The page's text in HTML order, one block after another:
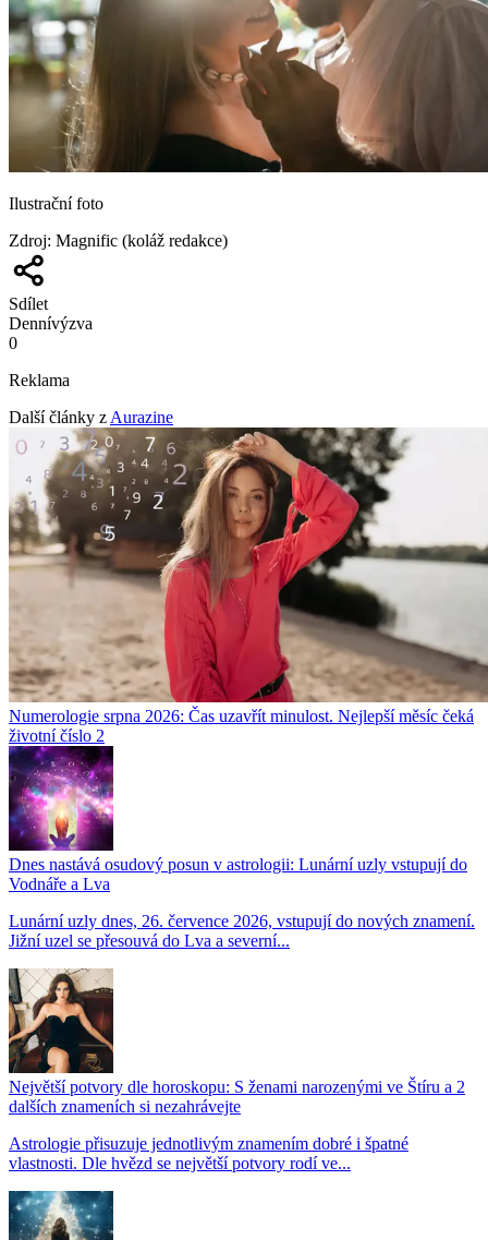
Ilustrační foto
Zdroj: Magnific (koláž redakce)
Sdílet
Dennívýzva
0
Reklama
Další články z Aurazine
Numerologie srpna 2026: Čas uzavřít minulost. Nejlepší měsíc čeká
životní číslo 2
Dnes nastává osudový posun v astrologii: Lunární uzly vstupují do
Vodnáře a Lva
Lunární uzly dnes, 26. července 2026, vstupují do nových znamení.
Jižní uzel se přesouvá do Lva a severní...
Největší potvory dle horoskopu: S ženami narozenými ve Štíru a 2
dalších znameních si nezahrávejte
Astrologie přisuzuje jednotlivým znamením dobré i špatné
vlastnosti. Dle hvězd se největší potvory rodí ve...